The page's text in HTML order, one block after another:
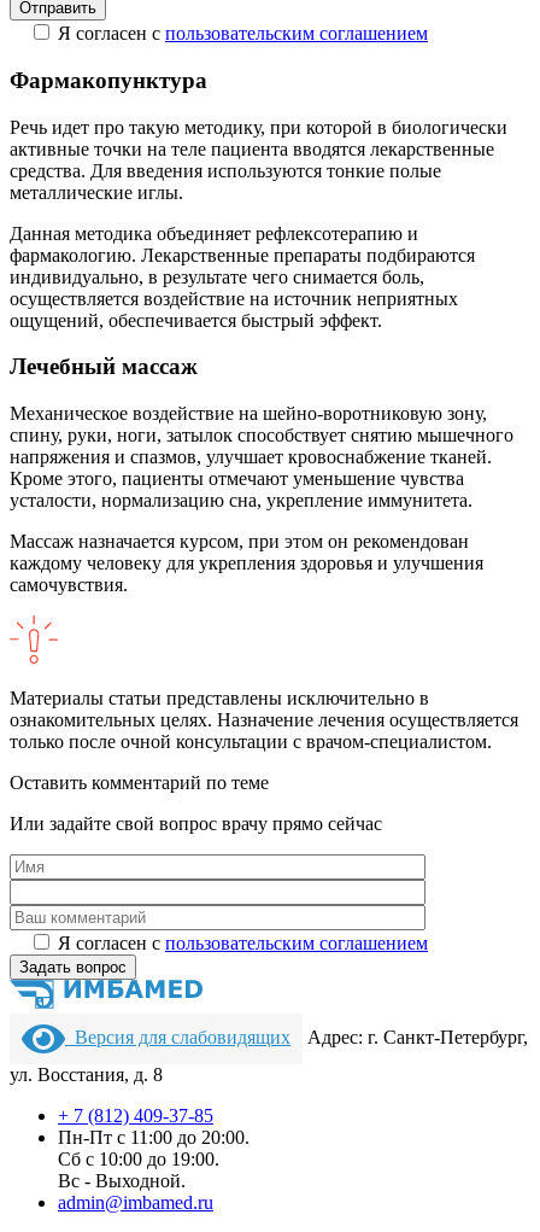
Я согласен c пользовательс­ким соглашением
Фармакопунктура
Речь идет про такую методику, при которой в биологически
активные точки на теле пациента вводятся лекарственные
средства. Для введения используются тонкие полые
металлические иглы.
Данная методика объединяет рефлексотерапию и
фармакологию. Лекарственные препараты подбираются
индивидуально, в результате чего снимается боль,
осуществляется воздействие на источник неприятных
ощущений, обеспечивается быстрый эффект.
Лечебный массаж
Механическое воздействие на шейно-воротниковую зону,
спину, руки, ноги, затылок способствует снятию мышечного
напряжения и спазмов, улучшает кровоснабжение тканей.
Кроме этого, пациенты отмечают уменьшение чувства
усталости, нормализацию сна, укрепление иммунитета.
Массаж назначается курсом, при этом он рекомендован
каждому человеку для укрепления здоровья и улучшения
самочувствия.
Материалы статьи представлены исключительно в
ознакомительных целях. Назначение лечения осуществляется
только после очной консультации с врачом-специалистом.
Оставить комментарий по теме
Или задайте свой вопрос врачу прямо сейчас
Я согласен c пользовательс­ким соглашением
Версия для слабовидящих
Адрес: г. Санкт-Петербург,
ул. Восстания, д. 8
+ 7 (812) 409-37-85
Пн-Пт с 11:00 до 20:00.
Сб с 10:00 до 19:00.
Вс - Выходной.
admin@imbamed.ru